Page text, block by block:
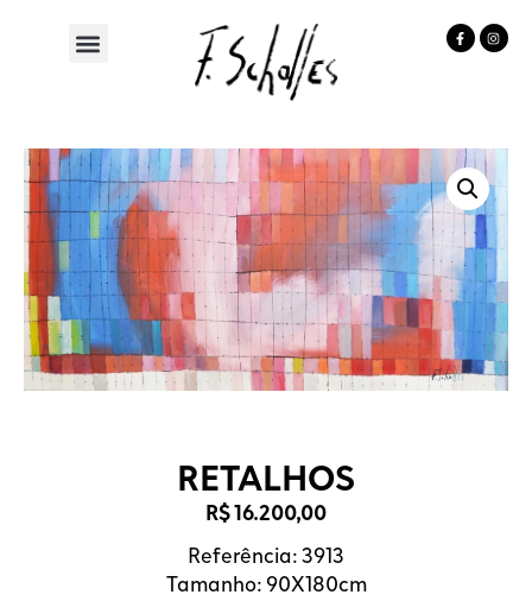
RETALHOS
R$16.200,00
Referência: 3913
Tamanho: 90X180cm